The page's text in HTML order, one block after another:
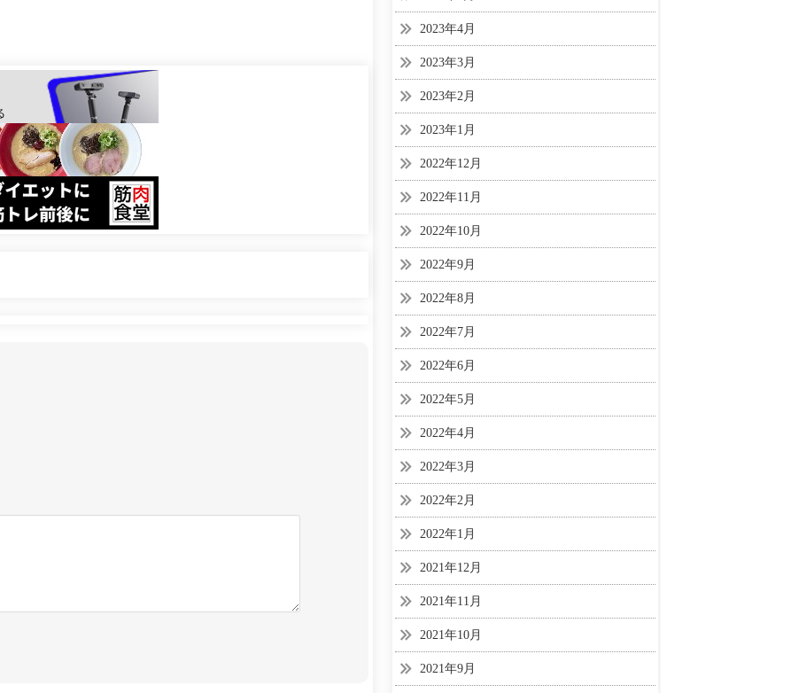
2023年4月
2023年3月
2023年2月
2023年1月
2022年12月
2022年11月
2022年10月
2022年9月
2022年8月
2022年7月
2022年6月
2022年5月
2022年4月
2022年3月
2022年2月
2022年1月
2021年12月
2021年11月
2021年10月
2021年9月